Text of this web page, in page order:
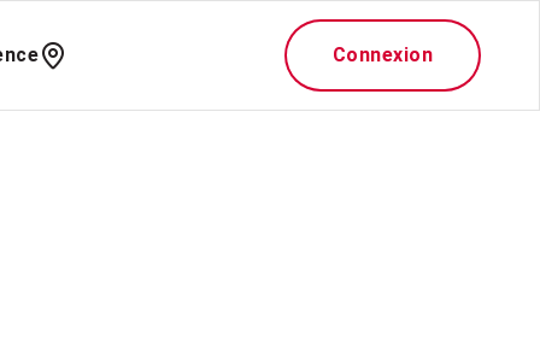
Connexion